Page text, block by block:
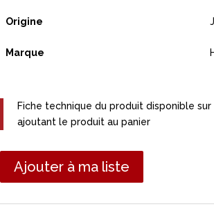
Origine
Marque
Fiche technique du produit disponible
ajoutant le produit au panier
Ajouter à ma liste